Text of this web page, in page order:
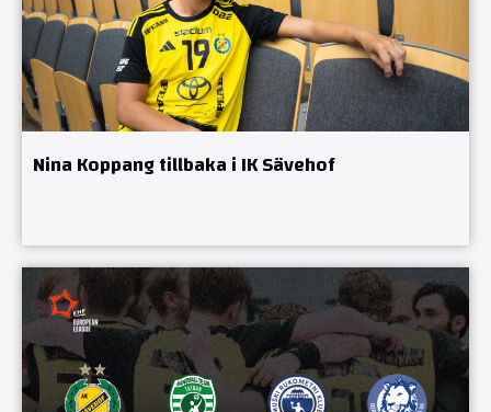
Nina Koppang tillbaka i IK Sävehof